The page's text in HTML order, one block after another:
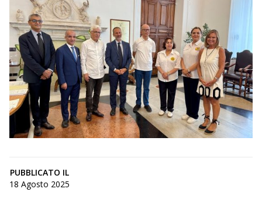
PUBBLICATO IL
18 Agosto 2025